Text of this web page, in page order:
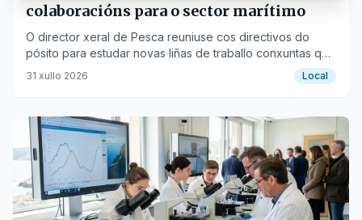
Tirán é terceira en O Grove e Salgado-Perillo
afianza o liderado
o-salnes
O BNG de O Grove solicita paralizar a nova
Extinguido o incendio de Vilanova e
controlado o do Grove na provincia de
Pontevedra
pontevedra
PLACES
colaboracións para o sector marítimo
O director xeral de Pesca reuniuse cos directivos do
pósito para estudar novas liñas de traballo conxuntas que
melloren a competitividade e sustentabilidade.
31 xullo 2026 Local